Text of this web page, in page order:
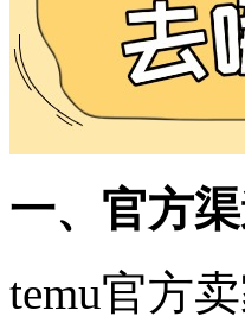
一、官方
temu官方